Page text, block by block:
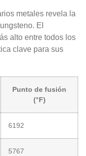
metales revela la
El
alto entre todos los
clave para sus
Punto de fusión
(°F)
6192
5767